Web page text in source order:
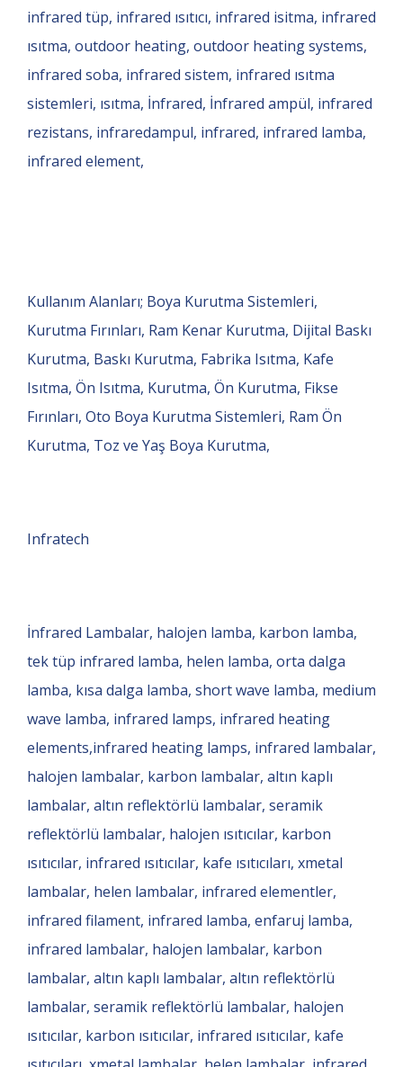
infrared tüp, infrared ısıtıcı, infrared isitma, infrared
ısıtma, outdoor heating, outdoor heating systems,
infrared soba, infrared sistem, infrared ısıtma
sistemleri, ısıtma, İnfrared, İnfrared ampül, infrared
rezistans, infraredampul, infrared, infrared lamba,
infrared element,
Kullanım Alanları; Boya Kurutma Sistemleri,
Kurutma Fırınları, Ram Kenar Kurutma, Dijital Baskı
Kurutma, Baskı Kurutma, Fabrika Isıtma, Kafe
Isıtma, Ön Isıtma, Kurutma, Ön Kurutma, Fikse
Fırınları, Oto Boya Kurutma Sistemleri, Ram Ön
Kurutma, Toz ve Yaş Boya Kurutma,
Infratech
İnfrared Lambalar, halojen lamba, karbon lamba,
tek tüp infrared lamba, helen lamba, orta dalga
lamba, kısa dalga lamba, short wave lamba, medium
wave lamba, infrared lamps, infrared heating
elements,infrared heating lamps, infrared lambalar,
halojen lambalar, karbon lambalar, altın kaplı
lambalar, altın reflektörlü lambalar, seramik
reflektörlü lambalar, halojen ısıtıcılar, karbon
ısıtıcılar, infrared ısıtıcılar, kafe ısıtıcıları, xmetal
lambalar, helen lambalar, infrared elementler,
infrared filament, infrared lamba, enfaruj lamba,
infrared lambalar, halojen lambalar, karbon
lambalar, altın kaplı lambalar, altın reflektörlü
lambalar, seramik reflektörlü lambalar, halojen
ısıtıcılar, karbon ısıtıcılar, infrared ısıtıcılar, kafe